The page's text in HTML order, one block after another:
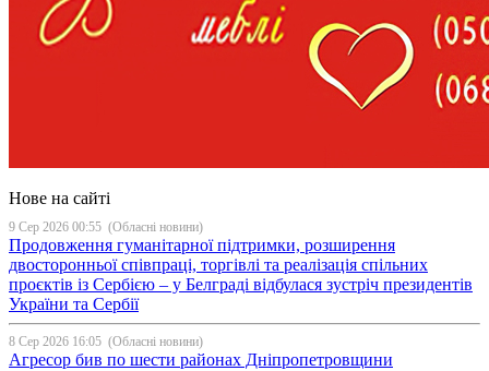
Нове на сайті
9 Сер 2026 00:55 (Обласні новини)
Продовження гуманітарної підтримки, розширення
двосторонньої співпраці, торгівлі та реалізація спільних
проєктів із Сербією – у Белграді відбулася зустріч президентів
України та Сербії
8 Сер 2026 16:05 (Обласні новини)
Агресор бив по шести районах Дніпропетровщини